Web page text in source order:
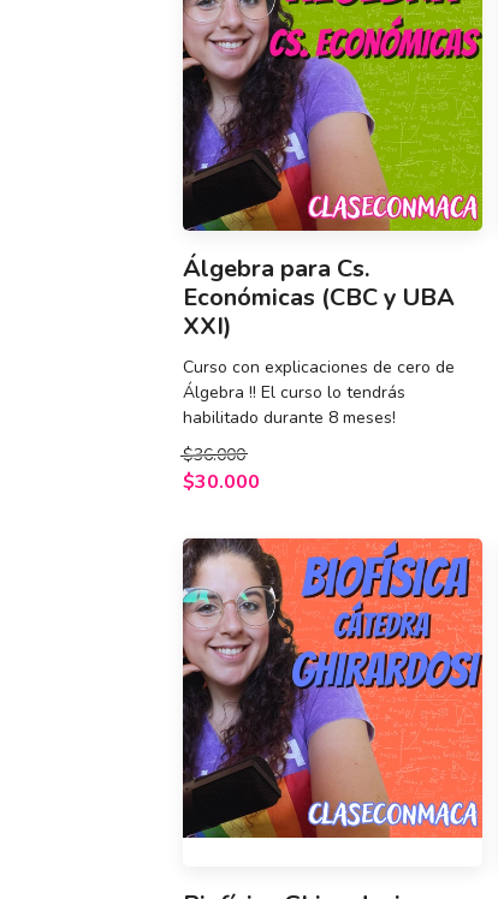
Álgebra para Cs.
Económicas (CBC y UBA
XXI)
Curso con explicaciones de cero de
Álgebra !! El curso lo tendrás
habilitado durante 8 meses!
$36.000
$30.000